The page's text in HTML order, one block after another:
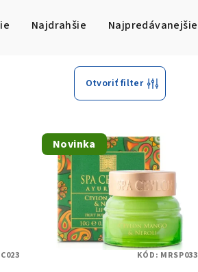
Najdrahšie Najpredávanejšie
Otvoriť filter
Novinka
KÓD: MRSP033